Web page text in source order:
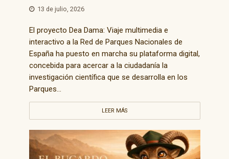
13 de julio, 2026
El proyecto Dea Dama: Viaje multimedia e
interactivo a la Red de Parques Nacionales de
España ha puesto en marcha su plataforma digital,
concebida para acercar a la ciudadanía la
investigación científica que se desarrolla en los
Parques...
LEER MÁS